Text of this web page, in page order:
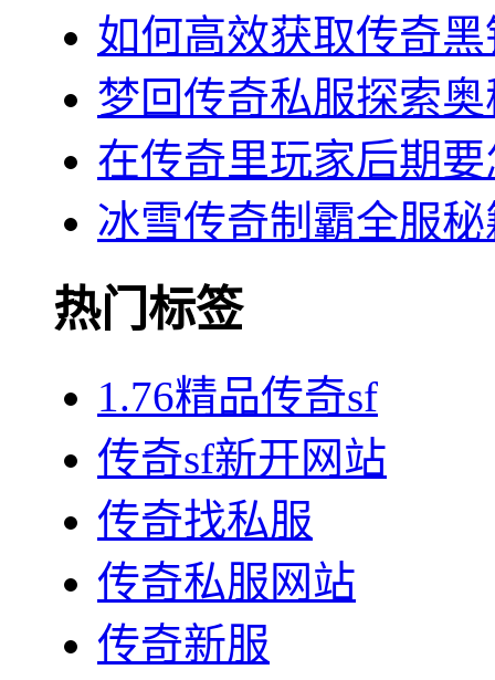
如何高效获取传奇
梦回传奇私服探索
在传奇里玩家后期
冰雪传奇制霸全服
热门标签
1.76精品传奇sf
传奇sf新开网站
传奇找私服
传奇私服网站
传奇新服